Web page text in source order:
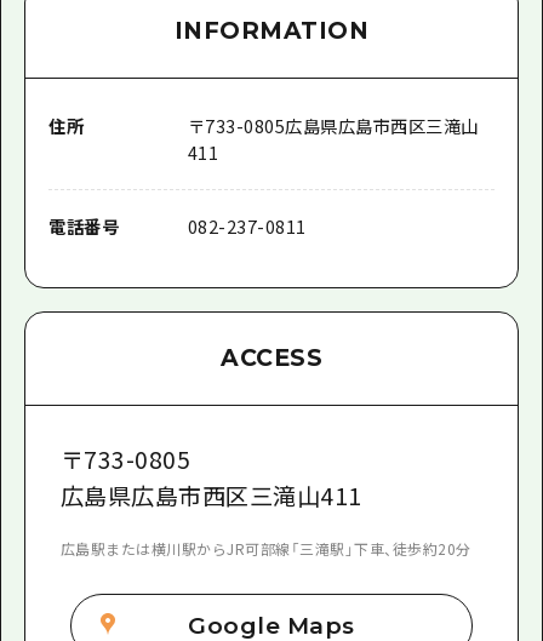
INFORMATION
住所 〒733-0805広島県広島市西区三滝山
411
電話番号 082-237-0811
ACCESS
〒733-0805
広島県広島市西区三滝山411
広島駅または横川駅からJR可部線「三滝駅」下車、徒歩約20分
Google Maps